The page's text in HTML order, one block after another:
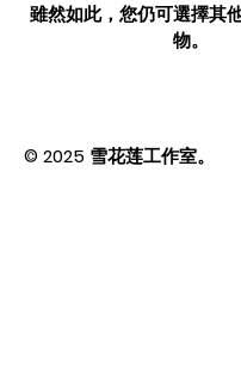
雖然如此，您仍可選擇其
物。
© 2025 雪花莲工作室。